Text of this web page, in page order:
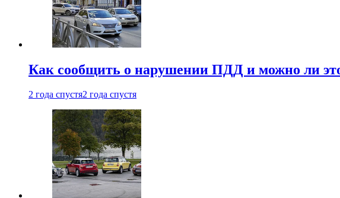
Как сообщить о нарушении ПДД и можно ли
2 года спустя2 года спустя